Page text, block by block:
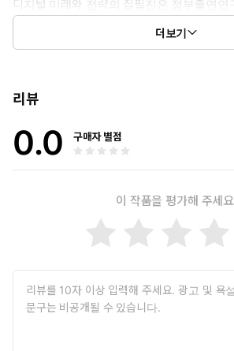
디지털 미래와 전략의 집필진은 정부출연연
리서치 업체 출신들로 구성된 디지털 산업
더보기
리뷰
0.0 구매자 별점
이 작품을 평가해 주세